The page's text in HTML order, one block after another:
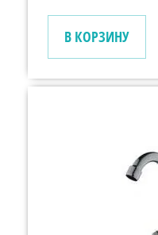
В КОРЗИНУ